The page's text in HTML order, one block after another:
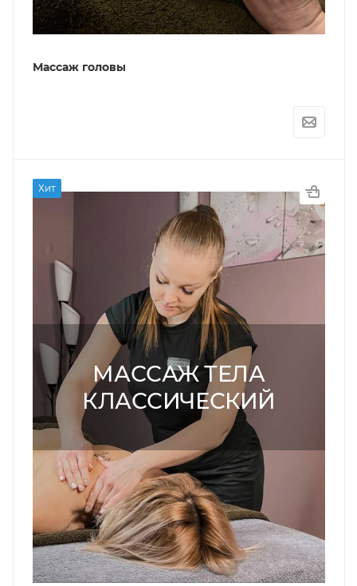
Массаж головы
Хит
МАССАЖ ТЕЛА
КЛАССИЧЕСКИЙ